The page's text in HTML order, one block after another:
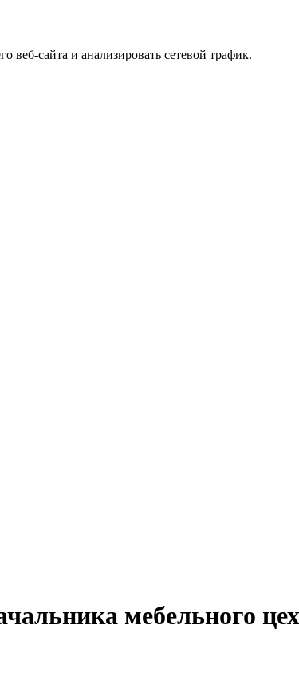
сайта и анализировать сетевой трафик.
мебельного